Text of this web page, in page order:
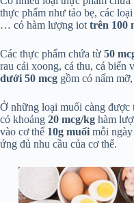
thực phẩm như tảo bẹ, các
… có hàm lượng iot trên 100
Các thực phẩm chứa từ 50
rau cải xoong, cá thu, cá biển
dưới 50 mcg gồm có nấm
Ở những loại muối càng được
có khoảng 20 mcg/kg hàm
vào cơ thể 10g muối mỗi
ứng đủ nhu cầu của cơ thể.